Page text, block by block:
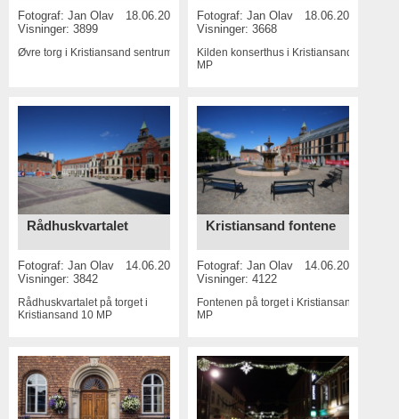
Fotograf: Jan Olav
18.06.2015
Visninger: 3899
Øvre torg i Kristiansand sentrum 7 MP
Fotograf:Jan Olav
18.06.2015
Visninger: 3668
Kilden konserthus i Kristiansand
MP
Rådhuskvartalet
Fotograf: Jan Olav
14.06.2015
Visninger: 3842
Rådhuskvartalet på torget i
Kristiansand 10 MP
Kristiansand fontene
Fotograf:Jan Olav
14.06.2015
Visninger: 4122
Fontenen på torget i Kristiansand
MP